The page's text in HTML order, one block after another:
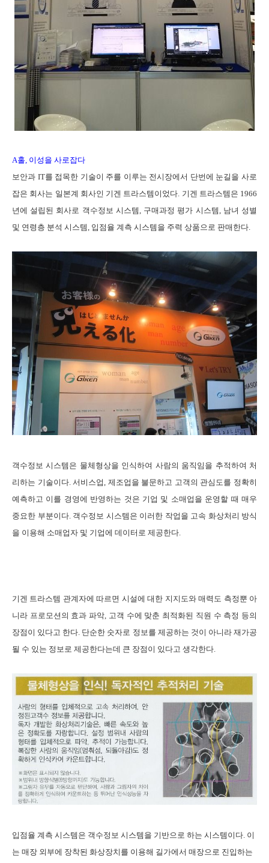
A홀, 이성을 사로잡다
보안과 IT를 접목한 기술이 주를 이루는 전시장에서 단번에 눈길을 사로
잡은 회사는 일본계 회사인 기겐 트라스템이었다. 기겐 트라스템은 1966
년에 설립된 회사로 객수정보 시스템, 구매과정 평가 시스템, 남녀 성별
및 연령층 분석 시스템, 입점율 계측 시스템을 주력 상품으로 판매한다.
객수정보 시스템은 물체형상을 인식하여 사람의 움직임을 추적하여 처
리하는 기술이다.서비스업, 제조업을 불문하고 고객의 관심도를 정확히
예측하고 이를 경영에 반영하는 것은 기업 및 소매업을 운영할 때 매우
중요한 부분이다. 객수정보 시스템은 이러한 작업을 고속 화상처리 방식
을 이용해 소매업자 및 기업에 데이터로 제공한다.
기겐 트라스템 관계자에 따르면 시설에 대한 지지도와 매력도 측정뿐 아
니라 프로모션의 효과 파악, 고객 수에 맞춘 최적화된 직원 수 측정 등의
장점이 있다고 한다. 단순한 숫자로 정보를 제공하는 것이 아니라 재가공
될 수 있는 정보로 제공한다는데 큰 장점이 있다고 생각한다.
입점율 계측 시스템은 객수정보 시스템을 기반으로 하는 시스템이다 이
는 매장 외부에 장착된 화상장치를 이용해 길가에서 매장으로 진입하는